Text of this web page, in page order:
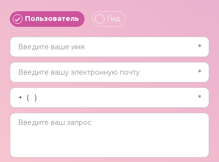
Пользователь Гид